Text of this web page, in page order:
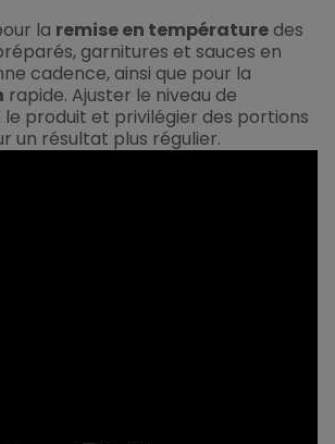
la remise en températuredes
garnitures et sauces en
cadence, ainsi que pour la
rapide. Ajuster le niveau de
le produit et privilégier des portions
un résultat plus régulier.